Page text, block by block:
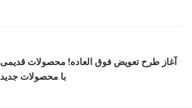
آغاز طرح تعویض فوق العاده! محصولات قدیمی
با محصولات جدید